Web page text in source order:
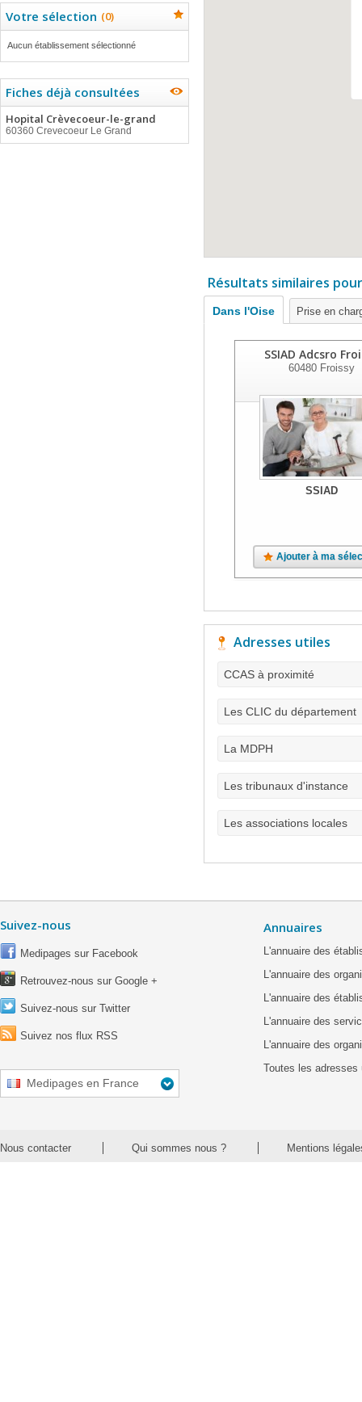
Votre sélection (0)
Aucun établissement sélectionné
Fiches déjà consultées
Hopital Crèvecoeur-le-grand
60360 Crevecoeur Le Grand
Résultats similaires
Dans l'Oise Prise en
SSIAD Adcsro
60480Froissy
SSIAD
Ajouter à ma
Adresses utiles
CCAS à proximité
Les CLIC du département
La MDPH
Les tribunaux d'instance
Les associations locales
Suivez-nous
Medipages sur Facebook
Retrouvez-nous sur Google +
Suivez-nous sur Twitter
Suivez nos flux RSS
Medipages en France
Annuaires
L'annuaire des
L'annuaire des
L'annuaire des
L'annuaire des
L'annuaire des
Toutes les adresses
Nous contacter Qui sommes nous ? Mentions